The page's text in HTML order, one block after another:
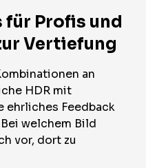
Profis und
Vertiefung
an
HDR mit
ehrliches Feedback
welchem Bild
vor, dort zu